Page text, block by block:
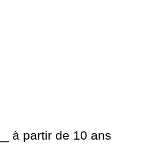
à partir de 10 ans